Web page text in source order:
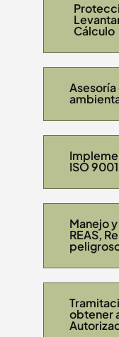
Cálculo
ISO
Manejo
REAS,
obtener